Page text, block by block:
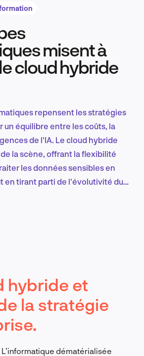
et conception produit
sectorielles
EN
FR
misent à
cloud hybride
repensent les stratégies
un équilibre entre les coûts, la
de l'IA. Le cloud hybride
la scène, offrant la flexibilité
les données sensibles en
en tirant parti de l'évolutivité du
motrices de ce changement.
hybride et
la stratégie
L’informatique dématérialisée